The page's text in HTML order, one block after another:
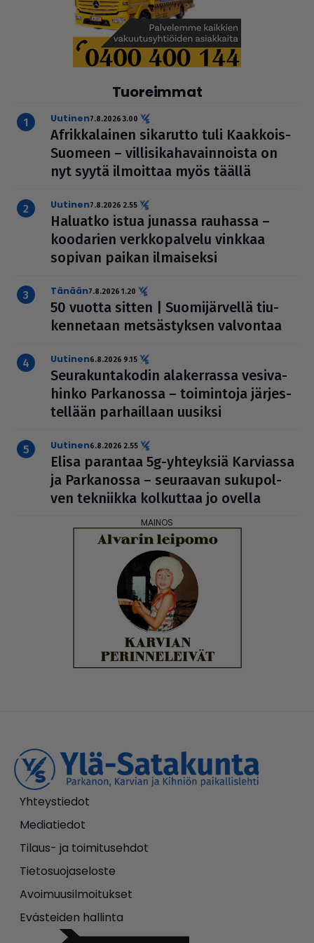
Tuoreimmat
uutinen7.8.2026 3.00
Afrik­ka­lai­nen sikarutto tuli Kaakkois-
Suomeen – vil­li­si­ka­ha­vain­noista on
nyt syytä ilmoittaa myös täällä
uutinen7.8.2026 2.55
Haluatko istua junassa rauhassa –
koodarien verk­ko­pal­velu vinkkaa
sopivan paikan ilmai­seksi
Tänään7.8.2026 1.20
50 vuotta sitten | Suo­mi­jär­vellä tiu­
ken­ne­taan met­säs­tyk­sen valvontaa
uutinen6.8.2026 9.15
Seu­ra­kun­ta­ko­din ala­ker­rassa vesi­va­
hinko Par­ka­nossa – toi­min­toja jär­jes­
tel­lään par­hail­laan uusiksi
uutinen6.8.2026 2.55
Elisa parantaa 5g-yhteyksiä Karviassa
ja Par­ka­nossa – seuraavan suku­pol­
ven tekniikka kolkuttaa jo ovella
Yhteystiedot
Mediatiedot
Tilaus- ja toimitusehdot
Tietosuojaseloste
Avoimuusilmoitukset
Evästeiden hallinta